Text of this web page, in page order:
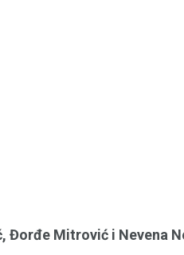
Đorđe Mitrović i Nevena